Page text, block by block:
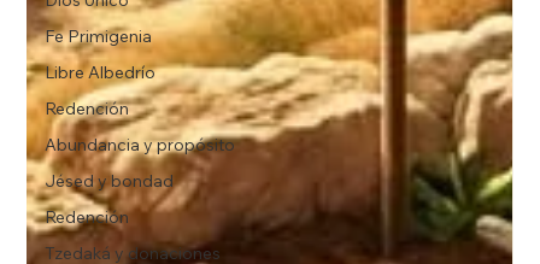
Fe Primigenia
Libre Albedrío
Redención
Abundancia y propósito
Jésed y bondad
Redención
Tzedaká y donaciones